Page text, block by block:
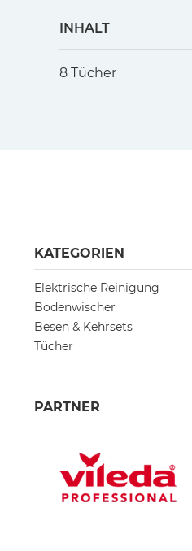
INHALT
8 Tücher
KATEGORIEN
Elektrische Reinigung
Bodenwischer
Besen & Kehrsets
Tücher
PARTNER